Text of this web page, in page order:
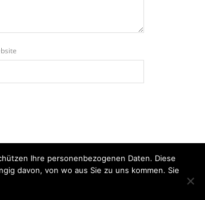
Ihre personenbezogenen Daten. Diese
davon, von wo aus Sie zu uns kommen. Sie